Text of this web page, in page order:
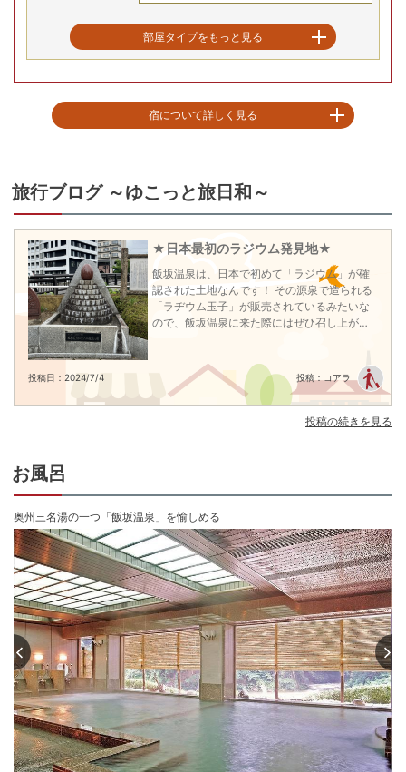
【半露天風呂付】和ベットルーム
和洋室
Previous
問合せ
17,798円
問合せ
17,798
問合せ
17,798 円
問合せ
和洋室
Previous
18,898円
問合せ
最安値
18,898円
予約
最安値
18,898 円
問合せ
最安値
18,898
問合せ
部屋タイプをもっと見る
宿について詳しく見る
りくつろげる。夕食・朝食は種類豊富な和洋中バイキング！ご宿泊者には全
員アルコール＆ソフトドリンク飲み放題付き(アルコールは大人のみ) お手軽
■客室
摺上川沿いのお部屋は四季折々の風景を感じられる客室をご用意
■温泉
飯坂温泉の源泉温度は42度以上と若干高め。摺上川に面した大浴場から四季
折々の風景を望みながら癒しのひと時を満喫
チェックイン15:00〜18:00
チェックアウト 〜11:00
旅行ブログ ～ゆこっと旅日和～
★日本最初のラジウム発見地★
飯坂温泉は、日本で初めて「ラジウム」が確
認された土地なんです！ その源泉で造られる
「ラヂウム玉子」が販売されているみたいな
ので、飯坂温泉に来た際にはぜひ召し上がっ
投稿日：2024/7/4 投稿：コアラ
投稿の続きを見る
お風呂
奥州三名湯の一つ「飯坂温泉」を愉しめる